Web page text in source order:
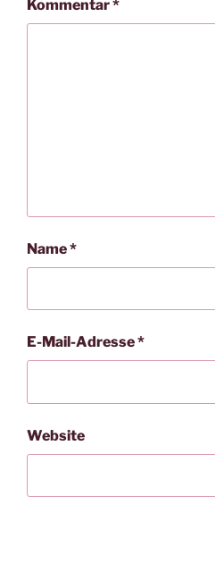
Kommentar*
Name*
E-Mail-Adresse*
Website